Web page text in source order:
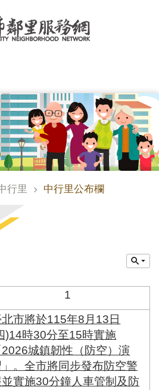
行里 中行里公布欄
1
市將於115年8月13日
)14時30分至15時實施
2026城鎮韌性（防空）演
」。全市將同步發布防空警
實施30分鐘人車管制及防